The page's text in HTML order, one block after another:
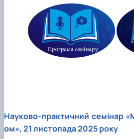
Науково-практичний семінар
ом», 21 листопада 2025 року